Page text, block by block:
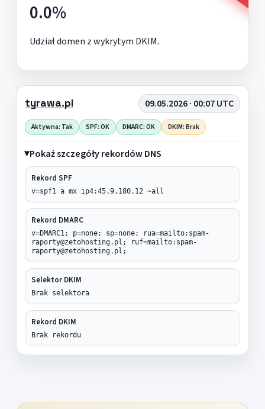
0.0%
Udział domen z wykrytym DKIM.
tyrawa.pl 09.05.2026 · 00:07 UTC
Aktywna: Tak SPF: OK DMARC: OK DKIM: Brak
Pokaż szczegóły rekordów DNS
Rekord SPF
v=spf1 a mx ip4:45.9.180.12 ~all
Rekord DMARC
v=DMARC1; p=none; sp=none; rua=mailto:spam-
raporty@zetohosting.pl; ruf=mailto:spam-
raporty@zetohosting.pl;
Selektor DKIM
Brak selektora
Rekord DKIM
Brak rekordu